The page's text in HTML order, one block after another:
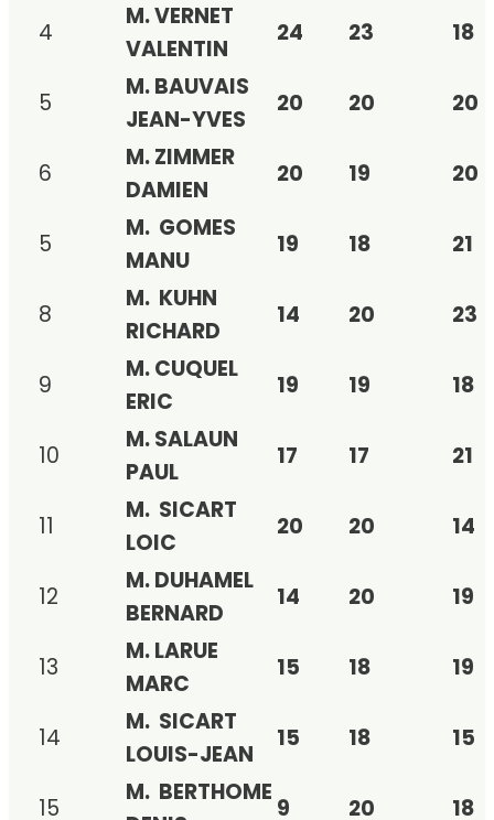
4
M. VERNET
VALENTIN
24 23 18
5
M. BAUVAIS
JEAN-YVES
20 20 20
6
M. ZIMMER
DAMIEN
20 19 20
5
M. GOMES
MANU
19 18 21
8
M. KUHN
RICHARD
14 20 23
9
M. CUQUEL
ERIC
19 19 18
10
M. SALAUN
PAUL
17 17 21
11
M. SICART
LOIC
20 20 14
12
M. DUHAMEL
BERNARD
14 20 19
13
M. LARUE
MARC
15 18 19
14
M. SICART
LOUIS-JEAN
15 18 15
15
M. BERTHOME
9 20 18